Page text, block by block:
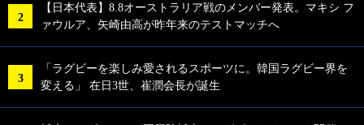
【日本代表】8.8オーストラリア戦のメンバー発表。マキシ フ
ァウルア、矢崎由高が昨年来のテストマッチへ
「ラグビーを楽しみ愛されるスポーツに。韓国ラグビー界を
変える」 在日3世、崔潤会長が誕生